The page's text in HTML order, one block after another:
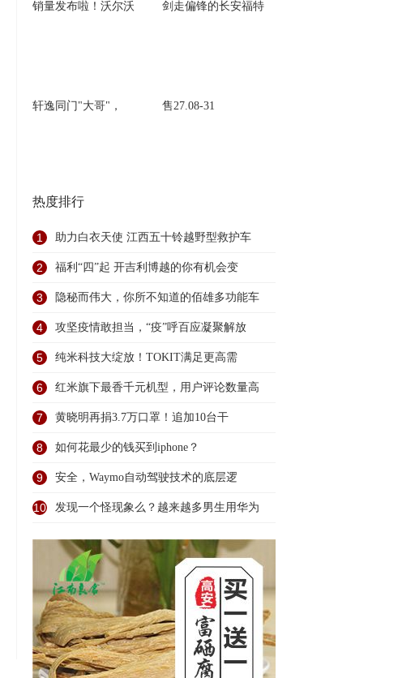
销量发布啦！沃尔沃 剑走偏锋的长安福特
轩逸同门"大哥"， 售27.08-31
热度排行
1 助力白衣天使 江西五十铃越野型救护车
2 福利“四”起 开吉利博越的你有机会变
3 隐秘而伟大，你所不知道的佰雄多功能车
4 攻坚疫情敢担当，“疫”呼百应凝聚解放
5 纯米科技大绽放！TOKIT满足更高需
6 红米旗下最香千元机型，用户评论数量高
7 黄晓明再捐3.7万口罩！追加10台干
8 如何花最少的钱买到iphone？
9 安全，Waymo自动驾驶技术的底层逻
10 发现一个怪现象么？越来越多男生用华为